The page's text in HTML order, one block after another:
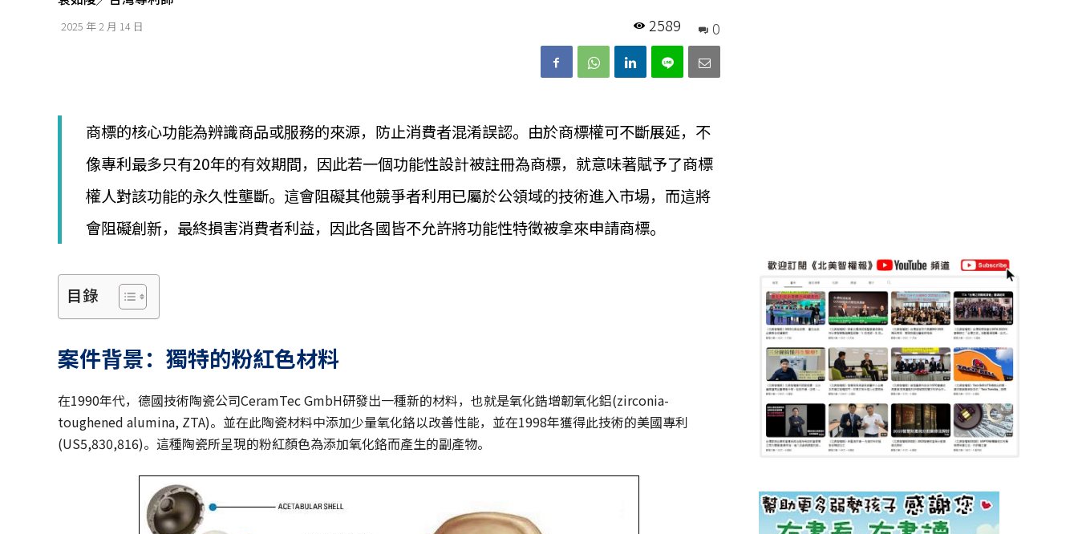
智
財
權
顧
問
專
專
利
2025 年 2 月 14 日 0
2589
商標的核心功能為辨識商品或服務的來源，防止消費者混淆誤認。由於商標權可不斷展延，不
像專利最多只有20年的有效期間，因此若一個功能性設計被註冊為商標，就意味著賦予了商標
權人對該功能的永久性壟斷。這會阻礙其他競爭者利用已屬於公領域的技術進入市場，而這將
會阻礙創新，最終損害消費者利益，因此各國皆不允許將功能性特徵被拿來申請商標。
目錄
案件背景：獨特的粉紅色材料
在1990年代，德國技術陶瓷公司CeramTec GmbH研發出一種新的材料，也就是氧化鋯增韌氧化鋁(zirconia-
toughened alumina, ZTA)。並在此陶瓷材料中添加少量氧化鉻以改善性能，並在1998年獲得此技術的美國專利
(US5,830,816)。這種陶瓷所呈現的粉紅顏色為添加氧化鉻而產生的副產物。